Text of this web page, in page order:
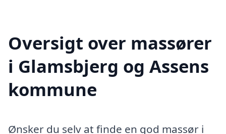
Oversigt over massører
i Glamsbjerg og Assens
kommune
Ønsker du selv at finde en god massør i